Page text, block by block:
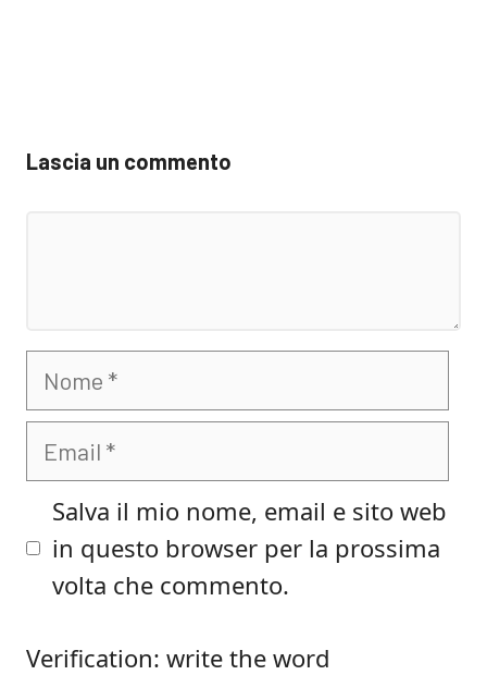
Lascia un commento
Nome
Email
Salva il mio nome, email e sito web
in questo browser per la prossima
volta che commento.
Verification: write the word